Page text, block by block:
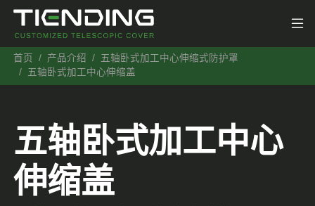
首页 产品介绍
五轴卧式加工中心伸缩式防护罩
五轴卧式加工中心伸缩盖
五轴卧式加工中心
伸缩盖